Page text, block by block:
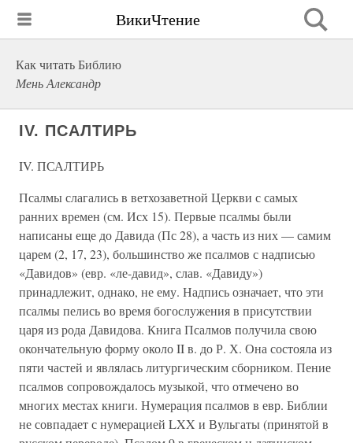
ВикиЧтение
Как читать Библию
Мень Александр
IV. ПСАЛТИРЬ
IV. ПСАЛТИРЬ
Псалмы слагались в ветхозаветной Церкви с самых
ранних времен (см. Исх 15). Первые псалмы были
написаны еще до Давида (Пс 28), а часть из них — самим
царем (2, 17, 23), большинство же псалмов с надписью
«Давидов» (евр. «ле-давид», слав. «Давиду»)
принадлежит, однако, не ему. Надпись означает, что эти
псалмы пелись во время богослужения в присутствии
царя из рода Давидова. Книга Псалмов получила свою
окончательную форму около II в. до Р. Х. Она состояла из
пяти частей и являлась литургическим сборником. Пение
псалмов сопровождалось музыкой, что отмечено во
многих местах книги. Нумерация псалмов в евр. Библии
не совпадает с нумерацией LXX и Вульгаты (принятой в